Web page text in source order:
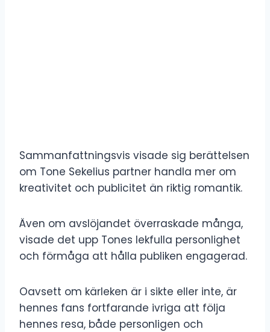
Sammanfattningsvis visade sig berättelsen
om Tone Sekelius partner handla mer om
kreativitet och publicitet än riktig romantik.
Även om avslöjandet överraskade många,
visade det upp Tones lekfulla personlighet
och förmåga att hålla publiken engagerad.
Oavsett om kärleken är i sikte eller inte, är
hennes fans fortfarande ivriga att följa
hennes resa, både personligen och